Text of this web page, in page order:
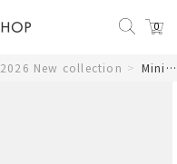
0
2026 New collection > Mini Manual Pieni Unikko 折りたたみ傘